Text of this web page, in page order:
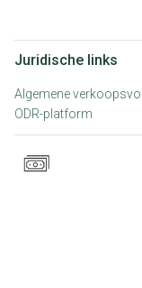
Juridische links
Algemene
ODR-platform